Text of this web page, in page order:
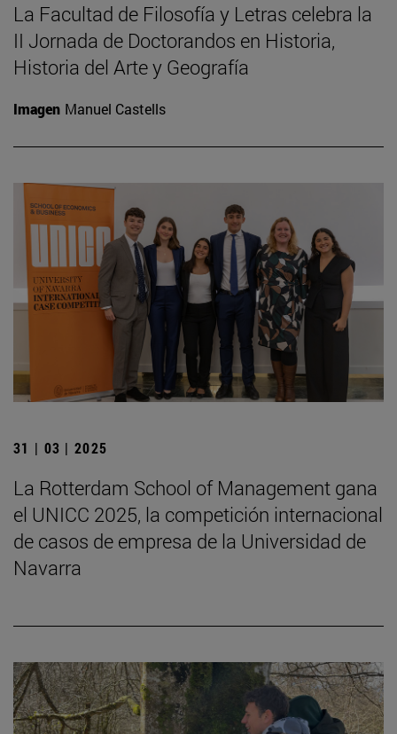
La Facultad de Filosofía y Letras celebra la
II Jornada de Doctorandos en Historia,
Historia del Arte y Geografía
Imagen Manuel Castells
31 | 03 | 2025
La Rotterdam School of Management gana
el UNICC 2025, la competición internacional
de casos de empresa de la Universidad de
Navarra